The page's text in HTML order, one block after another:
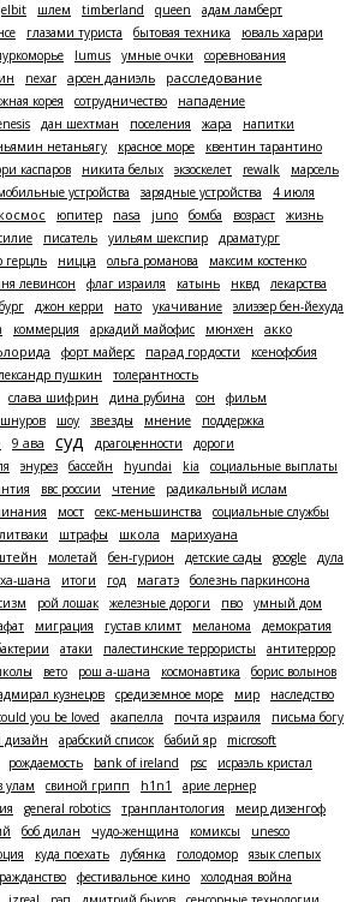
elbit шлем timberland queen
адам ламберт
глазами туриста бытовая техника
юваль харари
lumus умные очки
соревнования
nexar арсен даниэль
расследование
корея сотрудничество
нападение
дан шехтман поселения жара
напитки
нетаньягу красное море
квентин тарантино
каспаров никита белых экзоскелет rewalk
марсель
устройства зарядные устройства
4 июля
космос юпитер nasa juno бомба возраст
жизнь
писатель уильям шекспир
драматург
герцль ницца ольга романова
максим костенко
левинсон флаг израиля катынь нквд
лекарства
джон керри нато укачивание
элиэзер бен-йехуда
коммерция аркадий майофис мюнхен
акко
форт майерс парад гордости
ксенофобия
пушкин
толерантность
слава шифрин дина рубина сон
фильм
шнуров шоу звезды мнение
поддержка
9 ава суд драгоценности
дороги
энурез бассейн hyundai kia
социальные выплаты
ввс россии чтение
радикальный ислам
мост секс-меньшинства
социальные службы
литваки штрафы школа
марихуана
молетай бен-гурион детские сады google
дула
шана итоги год магатэ
болезнь паркинсона
рой лошак железные дороги пво
умный дом
миграция густав климт меланома
демократия
атаки палестинские террористы
антитеррор
вето рош а-шана космонавтика
борис волынов
кузнецов средиземное море мир
наследство
you be loved акапелла почта израиля
письма богу
арабский список бабий яр
microsoft
рождаемость bank of ireland psc
исраэль кристал
улам свиной грипп h1n1
арие лернер
general robotics транплантология
меир дизенгоф
боб дилан чудо-женщина комиксы
unesco
куда поехать лубянка голодомор
язык слепых
фестивальное кино
холодная война